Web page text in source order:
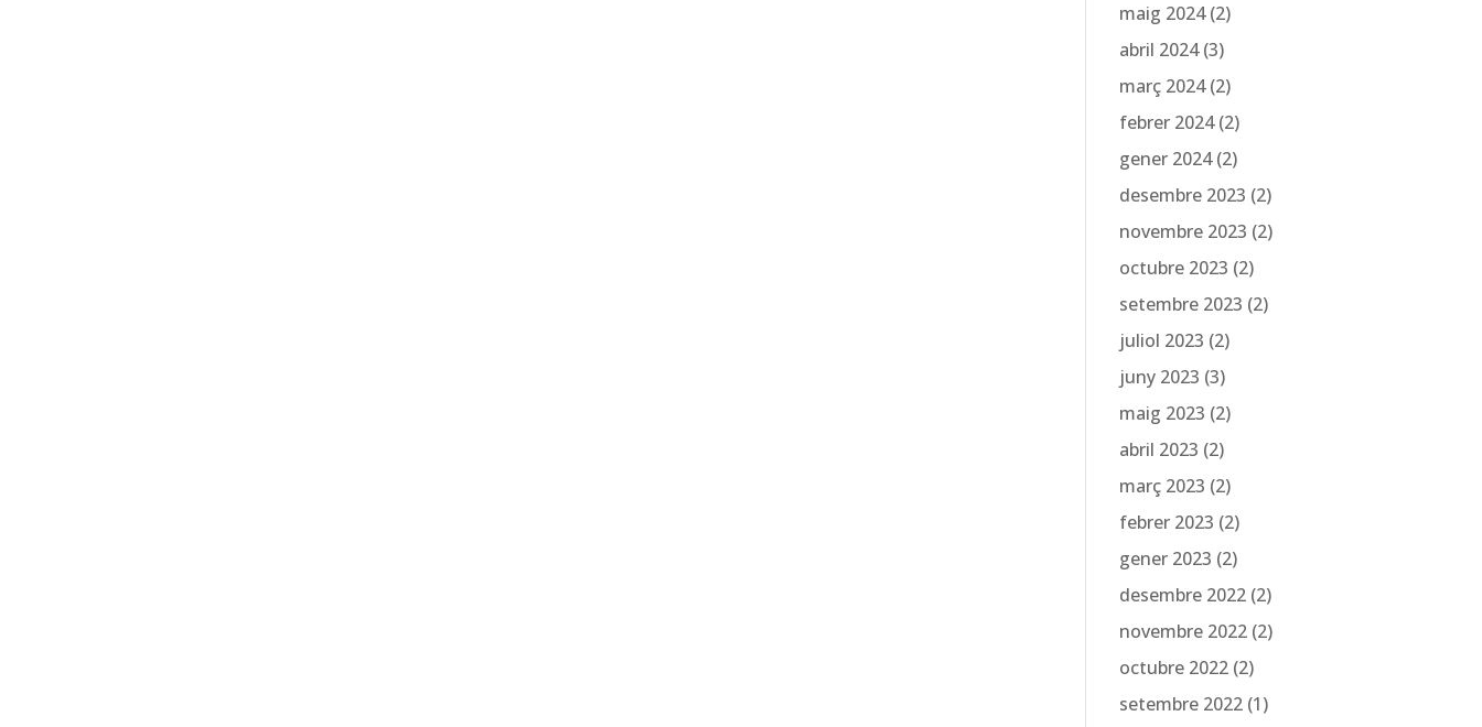
maig 2024(2)
abril 2024(3)
març 2024(2)
febrer 2024(2)
gener 2024(2)
desembre 2023 (2)
novembre 2023 (2)
octubre 2023 (2)
setembre 2023 (2)
juliol 2023 (2)
juny 2023 (3)
maig 2023 (2)
abril 2023 (2)
març 2023 (2)
febrer 2023 (2)
gener 2023 (2)
desembre 2022 (2)
novembre 2022 (2)
octubre 2022 (2)
setembre 2022 (1)